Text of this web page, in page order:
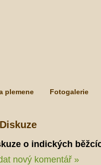
plemene Fotogalerie
Diskuze
o indických
nový komentář »